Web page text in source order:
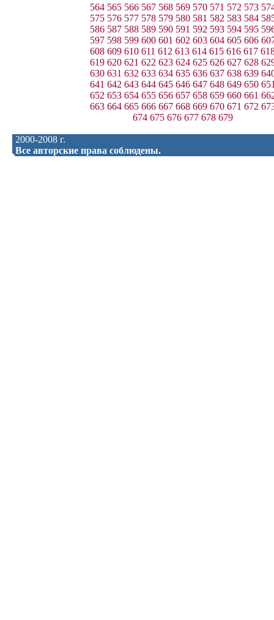
564 565 566 567 568 569 570 571 572 573
575 576 577 578 579 580 581 582 583 584
586 587 588 589 590 591 592 593 594 595
597 598 599 600 601 602 603 604 605 606
608 609 610 611 612 613 614 615 616 617
619 620 621 622 623 624 625 626 627 628
630 631 632 633 634 635 636 637 638 639
641 642 643 644 645 646 647 648 649 650
652 653 654 655 656 657 658 659 660 661
663 664 665 666 667 668 669 670 671 672
674 675 676 677 678 679
2000-2008 г.
Все авторские права соблюдены.